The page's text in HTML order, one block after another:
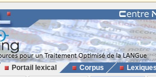
Portail lexical Corpus